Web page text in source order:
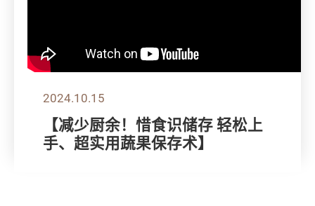
2024.10.15
【减少厨余！惜食识储存 轻松上
手、超实用蔬果保存术】